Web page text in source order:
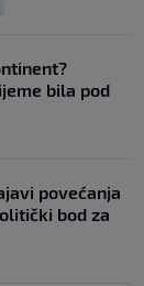
bila pod
povećanja
bod za